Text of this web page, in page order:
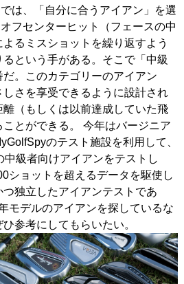
は、「自分に合うアイアン」を選
フセンターヒット（フェースの中
るミスショットを繰り返すよう
という手がある。そこで「中級
。このカテゴリーのアイアン
さを享受できるように設計され
（もしくは以前達成していた飛
とができる。 今年はバージニア
のテスト施設を利用して、
級者向けアイアンをテストし
ショットを超えるデータを駆使し
独立したアイアンテストであ
モデルのアイアンを探しているな
参考にしてもらいたい。
おすすめ
ム
命
とは？